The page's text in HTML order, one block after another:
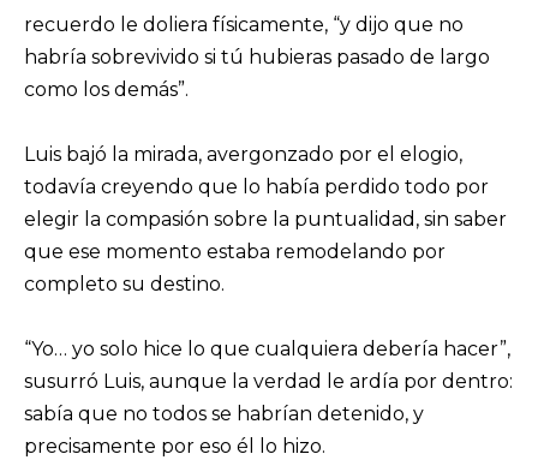
recuerdo le doliera físicamente, “y dijo que no
habría sobrevivido si tú hubieras pasado de largo
como los demás”.
Luis bajó la mirada, avergonzado por el elogio,
todavía creyendo que lo había perdido todo por
elegir la compasión sobre la puntualidad, sin saber
que ese momento estaba remodelando por
completo su destino.
“Yo… yo solo hice lo que cualquiera debería hacer”,
susurró Luis, aunque la verdad le ardía por dentro:
sabía que no todos se habrían detenido, y
precisamente por eso él lo hizo.